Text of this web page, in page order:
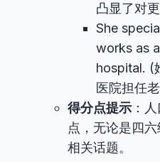
凸显了对
She
works as a
hospital. (
医院担任
得分点提示 ：
点，无论是四
相关话题。